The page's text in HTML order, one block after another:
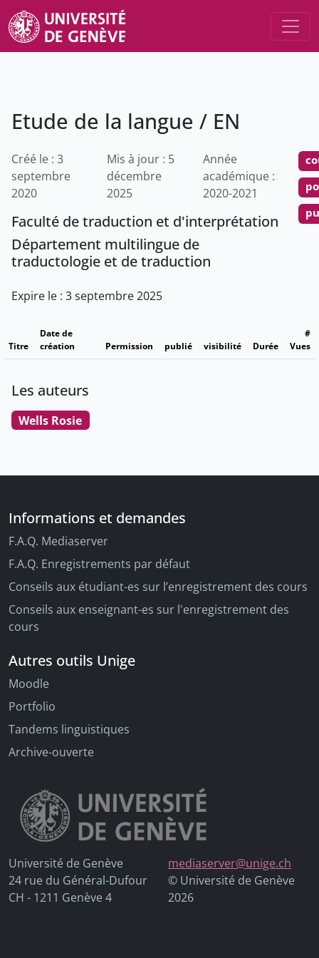
Etude de la langue / EN
Créé le : 3
septembre
2020
Mis à jour : 5
décembre
2025
Année
académique :
2020-2021
Faculté de traduction et d'interprétation
Département multilingue de
traductologie et de traduction
Expire le : 3 septembre 2025
Titre
Date de
création
Permission publié visibilité Durée
#
Vues
Les auteurs
Wells Rosie
Informations et demandes
F.A.Q. Mediaserver
F.A.Q. Enregistrements par défaut
Conseils aux étudiant-es sur l’enregistrement des cours
Conseils aux enseignant-es sur l'enregistrement des
cours
Autres outils Unige
Moodle
Portfolio
Tandems linguistiques
Archive-ouverte
Université de Genève
24 rue du Général-Dufour
CH - 1211 Genève 4
mediaserver@unige.ch
© Université de Genève
2026